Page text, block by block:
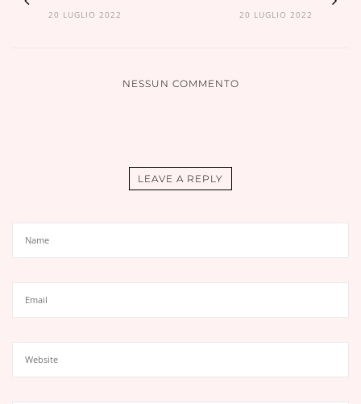
20 LUGLIO 2022 20 LUGLIO 2022
NESSUN COMMENTO
LEAVE A REPLY